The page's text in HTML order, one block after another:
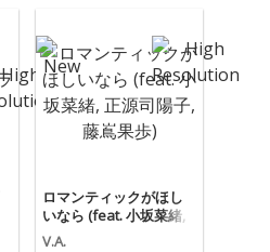
ロマンティックがほし
いなら (feat. 小坂菜緒,
正源司陽子, 藤嶌果歩)
V.A.